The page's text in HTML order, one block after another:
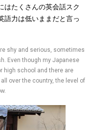
はたくさんの英会話スク
語力は低いままだと言っ
shy and serious, sometimes
Even though my Japanese
high school and there are
over the country, the level of